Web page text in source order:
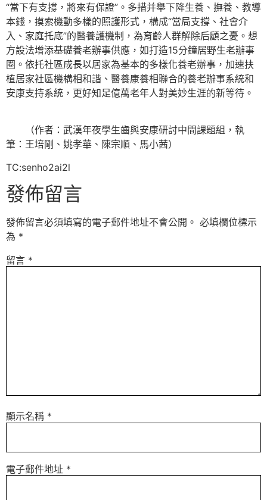
“當下有支撐，將來有保證”。多措并舉下降生養、撫養、教導
本錢，摸索機動多樣的照護形式，構成“當局支撐、社會介
入、家庭托底”的醫養護機制，為育齡人群解除后顧之憂。想
方設法增添基礎養老辦事供應，如打造15分鐘居野生老辦事
圈。依托社區成長以居家為基本的多樣化養老辦事，加速扶
植居家社區機構相和諧、醫養康養相聯合的養老辦事系統和
安康支持系統，更好知足億萬老年人對美妙生涯的新等待。
（作者：武漢年夜學生齒與安康研討中間課題組，執
筆：王培剛、姚孝華、陳宗順、馬小茜）
TC:senho2ai2l
發佈留言
發佈留言必須填寫的電子郵件地址不會公開。 必填欄位標示
為 *
留言 *
顯示名稱 *
電子郵件地址 *